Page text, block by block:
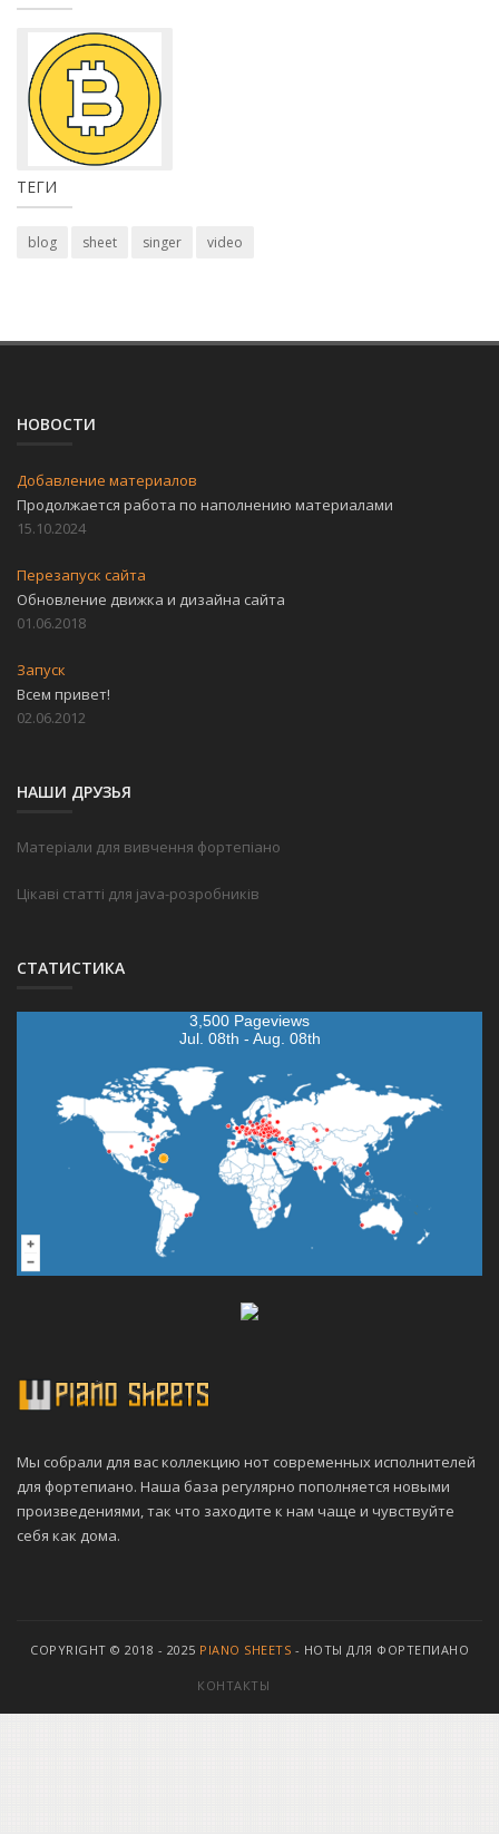
ТЕГИ
blog sheet singer video
НОВОСТИ
Добавление материалов
Продолжается работа по наполнению материалами
15.10.2024
Перезапуск сайта
Обновление движка и дизайна сайта
01.06.2018
Запуск
Всем привет!
02.06.2012
НАШИ ДРУЗЬЯ
Матеріали для вивчення фортепіано
Цікаві статті для java-розробників
СТАТИСТИКА
3,500 Pageviews
Jul. 08th - Aug. 08th
Мы собрали для вас коллекцию нот современных исполнителей
для фортепиано. Наша база регулярно пополняется новыми
произведениями, так что заходите к нам чаще и чувствуйте
себя как дома.
COPYRIGHT © 2018 - 2025 PIANO SHEETS - НОТЫ ДЛЯ ФОРТЕПИАНО
КОНТАКТЫ